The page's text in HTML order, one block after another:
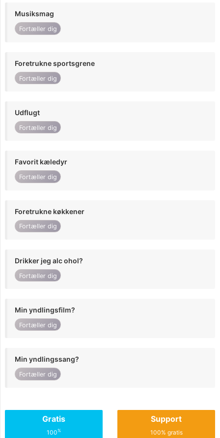
Musiksmag
Fortæller dig
Foretrukne sportsgrene
Fortæller dig
Udflugt
Fortæller dig
Favorit kæledyr
Fortæller dig
Foretrukne køkkener
Fortæller dig
Drikker jeg alc ohol?
Fortæller dig
Min yndlingsfilm?
Fortæller dig
Min yndlingssang?
Fortæller dig
Gratis
100%
Support
100% gratis